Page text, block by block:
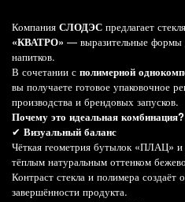
Компания СЛОДЭС предлагает
«КВАТРО» — выразительные формы
напитков.
В сочетании с полимерной
вы получаете готовое упаковочное
производства и брендовых запусков.
Почему это идеальная комбинация?
✔ Визуальный баланс
Чёткая геометрия бутылок «ПЛАЦ»
тёплым натуральным оттенком
Контраст стекла и полимера
завершённости продукта.